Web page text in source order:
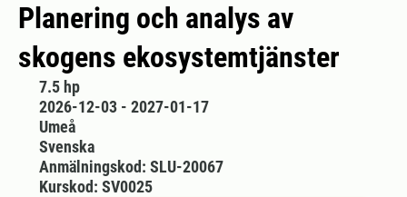
Planering och analys av
skogens ekosystemtjänster
7.5 hp
2026-12-03 - 2027-01-17
Umeå
Svenska
Anmälningskod: SLU-20067
Kurskod: SV0025